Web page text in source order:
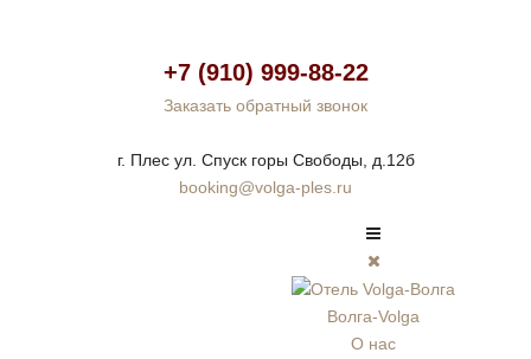
+7 (910) 999-88-22
Заказать обратный звонок
г. Плес ул. Спуск горы Свободы, д.12б
booking@volga-ples.ru
Волга-Volga
О нас